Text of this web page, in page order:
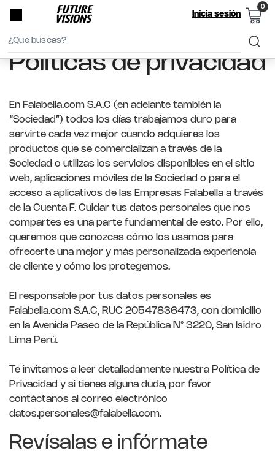
Inicia sesión
Bar
Políticas De Privacidad
Políticas de privacidad
En Falabella.com S.A.C (en adelante también la
“Sociedad”) todos los días trabajamos duro para
servirte cada vez mejor cuando adquieres los
productos que se comercializan a través de la
Sociedad o utilizas los servicios disponibles en el sitio
web, aplicaciones móviles de la Sociedad o para el
acceso a aplicativos de las Empresas Falabella a través
de la Cuenta F. Cuidar tus datos personales que nos
compartes es una parte fundamental de esto. Por ello,
queremos que conozcas cómo los usamos para
ofrecerte una mejor y más personalizada experiencia
de cliente y cómo los protegemos.
El responsable por tus datos personales es
Falabella.com S.A.C, RUC 20547836473, con domicilio
en la Avenida Paseo de la República N° 3220, San Isidro
Lima Perú.
Te invitamos a leer detalladamente nuestra Política de
Privacidad y si tienes alguna duda, por favor
contáctanos al correo electrónico
datos.personales@falabella.com.
Revísalas e infórmate